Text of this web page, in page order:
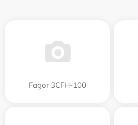
Fagor 3CFH-100